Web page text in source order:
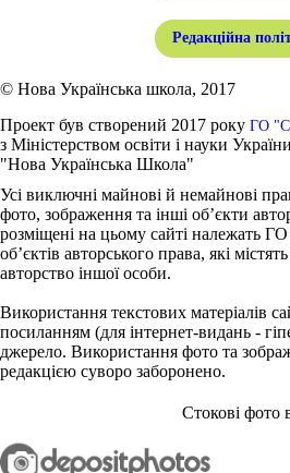
Редакційна
© Нова Українська школа, 2017
Проект був створений 2017 року ГО
з Міністерством освіти і науки
"Нова Українська Школа"
Усі виключні майнові й немайнові
фото, зображення та інші об’єкти
розміщені на цьому сайті належать
об’єктів авторського права, які
авторство іншої особи.
Використання текстових матеріалів
посиланням (для інтернет-видань -
джерело. Використання фото та
редакцією суворо заборонено.
Стокові фото